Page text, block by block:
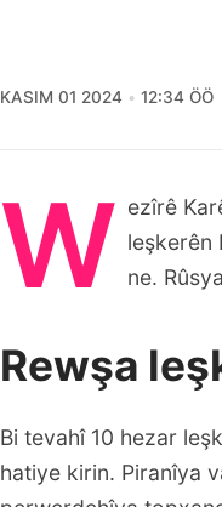
KASIM 01 2024 12:34 ÖÖ
W ezîrê
leşkerên
ne.
Rewşa
Bi tevahî 10 hezar
hatiye kirin. Piranîya